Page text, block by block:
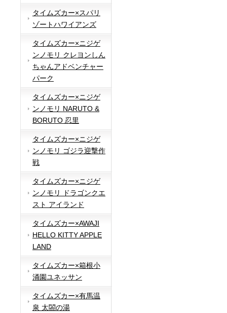
タイムズカー×スパリ
ゾートハワイアンズ
タイムズカー×ニジゲ
ンノモリ クレヨンしん
ちゃんアドベンチャー
パーク
タイムズカー×ニジゲ
ンノモリ NARUTO &
BORUTO 忍里
タイムズカー×ニジゲ
ンノモリ ゴジラ迎撃作
戦
タイムズカー×ニジゲ
ンノモリ ドラゴンクエ
スト アイランド
タイムズカー×AWAJI
HELLO KITTY APPLE
LAND
タイムズカー×箱根小
涌園ユネッサン
タイムズカー×有馬温
泉 太閤の湯